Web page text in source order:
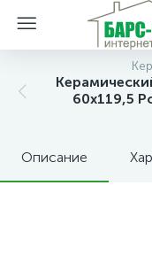
60х119,5
Описание